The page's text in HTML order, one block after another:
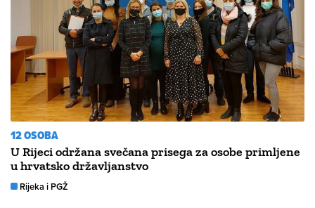
12 OSOBA
U Rijeci održana svečana prisega za osobe primljene
u hrvatsko državljanstvo
Rijeka i PGŽ